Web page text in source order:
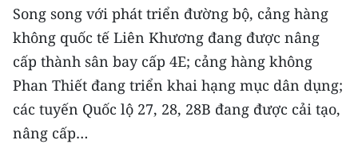
Song song với phát triển đường bộ, cảng hàng
không quốc tế Liên Khương đang được nâng
cấp thành sân bay cấp 4E; cảng hàng không
Phan Thiết đang triển khai hạng mục dân dụng;
các tuyến Quốc lộ 27, 28, 28B đang được cải tạo,
nâng cấp…